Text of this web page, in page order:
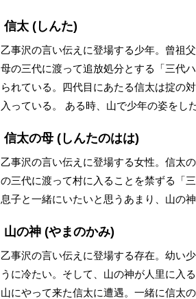
信太 (しんた)
乙事沢の言い伝えに登場する少年。曾祖
母の三代に渡って追放処分とする「三代
られている。四代目にあたる信太は掟の
入っている。 ある時、山で少年の姿をし
信太の母 (しんたのはは)
乙事沢の言い伝えに登場する女性。信太
の三代に渡って村に入ることを禁ずる「
息子と一緒にいたいと思うあまり、山の
山の神 (やまのかみ)
乙事沢の言い伝えに登場する存在。幼い
うに冷たい。そして、山の神が人里に入
山にやって来た信太に遭遇。一緒に信太